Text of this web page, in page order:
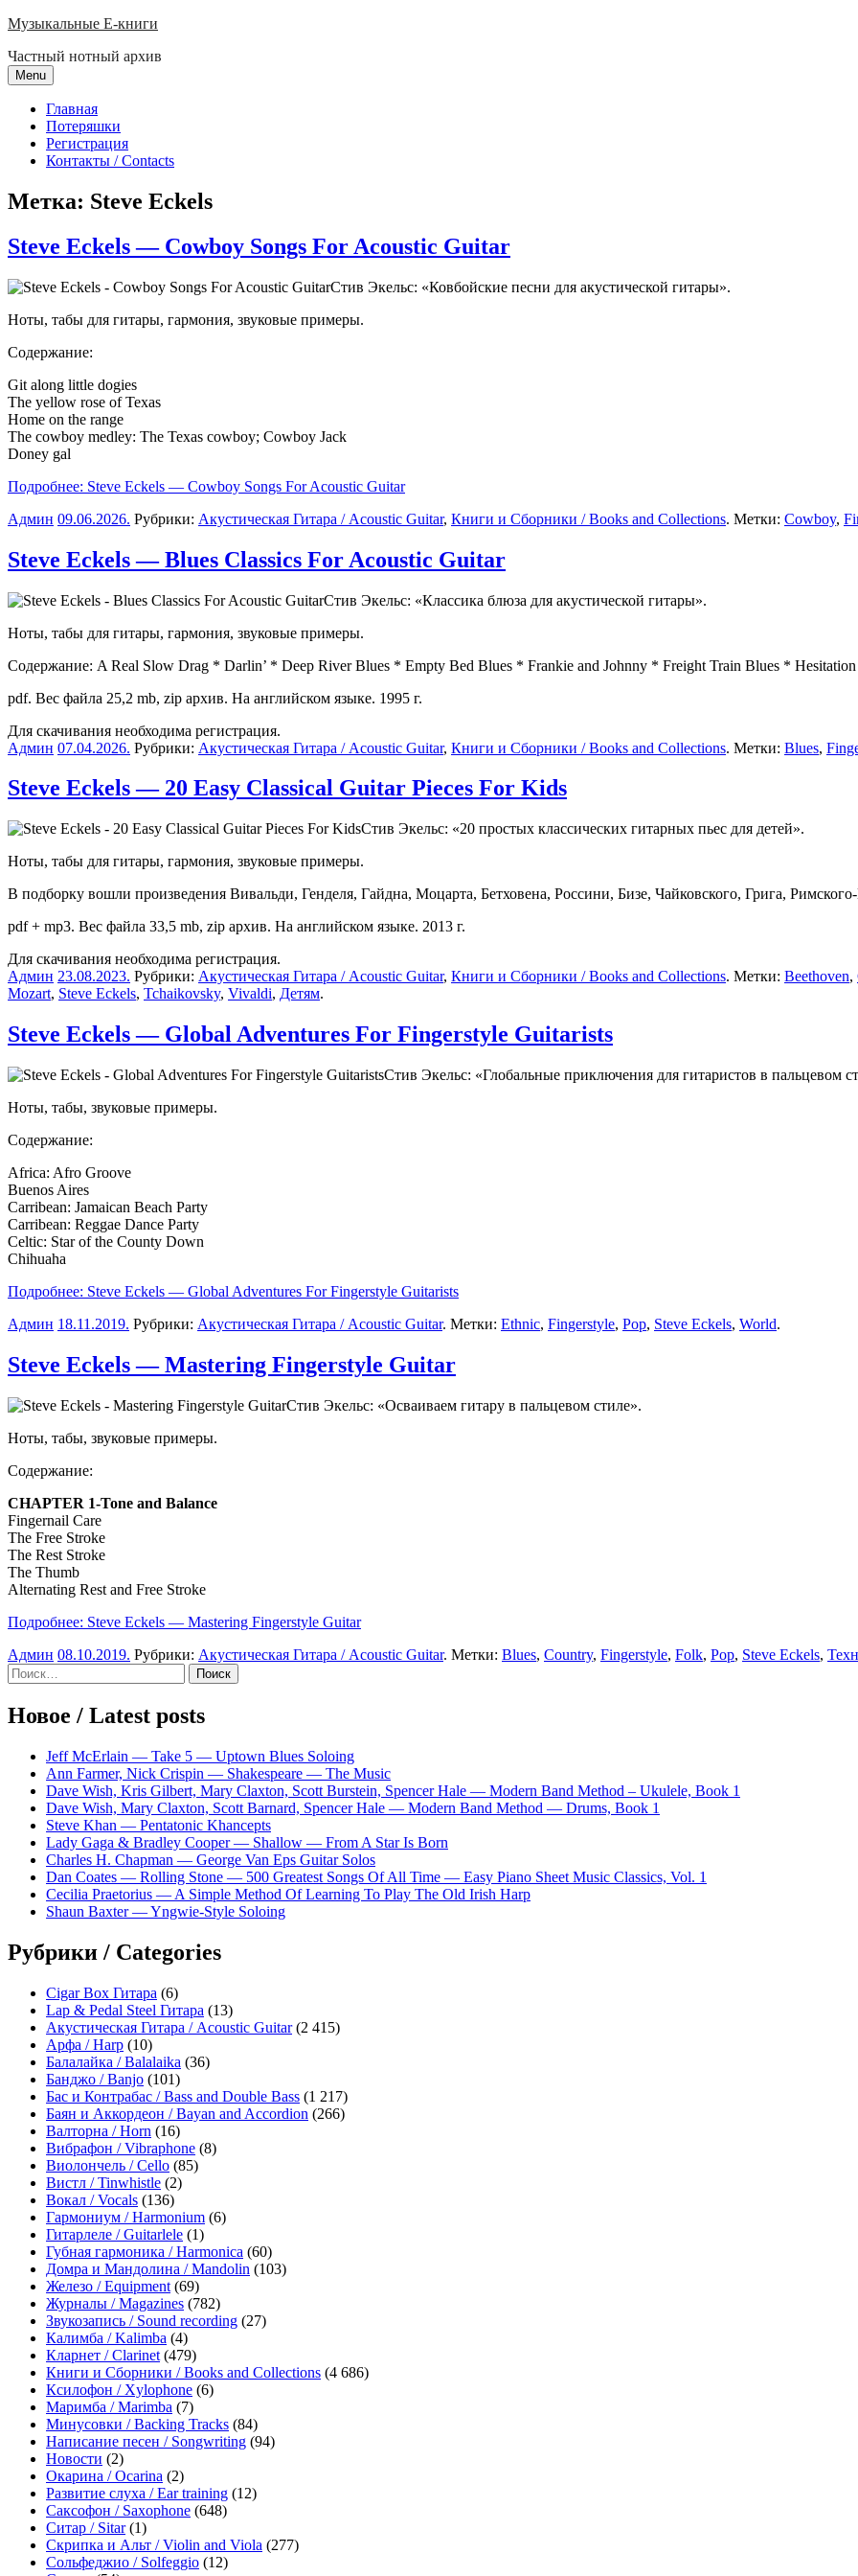
Skip
content
Музыкальные E-книги
Частный нотный архив
Menu
Главная
Потеряшки
Регистрация
Контакты / Contacts
Метка: Steve Eckels
Steve Eckels — Cowboy Songs For Acoustic Guitar
Стив Экельс: «Ковбойские песни для акустической гитары».
Ноты, табы для гитары, гармония, звуковые примеры.
Содержание:
Git along little dogies
The yellow rose of Texas
Home on the range
The cowboy medley: The Texas cowboy; Cowboy Jack
Doney gal
Подробнее: Steve Eckels — Cowboy Songs For Acoustic Guitar
Админ 09.06.2026. Рубрики: Акустическая Гитара / Acoustic Guitar, Книги и Сборники / Books and Collections. Метки: Cowboy,
Steve Eckels — Blues Classics For Acoustic Guitar
Стив Экельс: «Классика блюза для акустической гитары».
Ноты, табы для гитары, гармония, звуковые примеры.
Содержание: A Real Slow Drag * Darlin’ * Deep River Blues * Empty Bed Blues * Frankie and Johnny * Freight Train Blues *
pdf. Вес файла 25,2 mb, zip архив. На английском языке. 1995 г.
Для скачивания необходима регистрация.
Админ 07.04.2026. Рубрики: Акустическая Гитара / Acoustic Guitar, Книги и Сборники / Books and Collections. Метки: Blues,
Steve Eckels — 20 Easy Classical Guitar Pieces For Kids
Стив Экельс: «20 простых классических гитарных пьес для детей».
Ноты, табы для гитары, гармония, звуковые примеры.
В подборку вошли произведения Вивальди, Генделя, Гайдна, Моцарта, Бетховена, Россини, Бизе, Чайковского, Грига,
pdf + mp3. Вес файла 33,5 mb, zip архив. На английском языке. 2013 г.
Для скачивания необходима регистрация.
Админ 23.08.2023. Рубрики: Акустическая Гитара / Acoustic Guitar, Книги и Сборники / Books and Collections. Метки: Beethoven,
Mozart, Steve Eckels, Tchaikovsky, Vivaldi, Детям.
Steve Eckels — Global Adventures For Fingerstyle Guitarists
Стив Экельс: «Глобальные приключения для гитаристов в пальцевом
Ноты, табы, звуковые примеры.
Содержание:
Africa: Afro Groove
Buenos Aires
Carribean: Jamaican Beach Party
Carribean: Reggae Dance Party
Celtic: Star of the County Down
Chihuaha
Подробнее: Steve Eckels — Global Adventures For Fingerstyle Guitarists
Админ 18.11.2019. Рубрики: Акустическая Гитара / Acoustic Guitar. Метки: Ethnic, Fingerstyle, Pop, Steve Eckels, World.
Steve Eckels — Mastering Fingerstyle Guitar
Стив Экельс: «Осваиваем гитару в пальцевом стиле».
Ноты, табы, звуковые примеры.
Содержание:
CHAPTER 1-Tone and Balance
Fingernail Care
The Free Stroke
The Rest Stroke
The Thumb
Alternating Rest and Free Stroke
Подробнее: Steve Eckels — Mastering Fingerstyle Guitar
Админ 08.10.2019. Рубрики: Акустическая Гитара / Acoustic Guitar. Метки: Blues, Country, Fingerstyle, Folk, Pop, Steve Eckels,
Sidebar
Найти:
Новое / Latest posts
Jeff McErlain — Take 5 — Uptown Blues Soloing
Ann Farmer, Nick Crispin — Shakespeare — The Music
Dave Wish, Kris Gilbert, Mary Claxton, Scott Burstein, Spencer Hale — Modern Band Method – Ukulele, Book 1
Dave Wish, Mary Claxton, Scott Barnard, Spencer Hale — Modern Band Method — Drums, Book 1
Steve Khan — Pentatonic Khancepts
Lady Gaga & Bradley Cooper — Shallow — From A Star Is Born
Charles H. Chapman — George Van Eps Guitar Solos
Dan Coates — Rolling Stone — 500 Greatest Songs Of All Time — Easy Piano Sheet Music Classics, Vol. 1
Cecilia Praetorius — A Simple Method Of Learning To Play The Old Irish Harp
Shaun Baxter — Yngwie-Style Soloing
Рубрики / Categories
Cigar Box Гитара (6)
Lap & Pedal Steel Гитара (13)
Акустическая Гитара / Acoustic Guitar(2 415)
Арфа / Harp (10)
Балалайка / Balalaika (36)
Банджо / Banjo (101)
Бас и Контрабас / Bass and Double Bass (1 217)
Баян и Аккордеон / Bayan and Accordion (266)
Валторна / Horn (16)
Вибрафон / Vibraphone (8)
Виолончель / Cello (85)
Вистл / Tinwhistle (2)
Вокал / Vocals (136)
Гармониум / Harmonium (6)
Гитарлеле / Guitarlele (1)
Губная гармоника / Harmonica (60)
Домра и Мандолина / Mandolin (103)
Железо / Equipment (69)
Журналы / Magazines (782)
Звукозапись / Sound recording (27)
Калимба / Kalimba (4)
Кларнет / Clarinet (479)
Книги и Сборники / Books and Collections (4 686)
Ксилофон / Xylophone (6)
Маримба / Marimba (7)
Минусовки / Backing Tracks (84)
Написание песен / Songwriting (94)
Новости (2)
Окарина / Ocarina (2)
Развитие слуха / Ear training (12)
Саксофон / Saxophone (648)
Ситар / Sitar(1)
Скрипка и Альт / Violin and Viola (277)
Сольфеджио / Solfeggio (12)